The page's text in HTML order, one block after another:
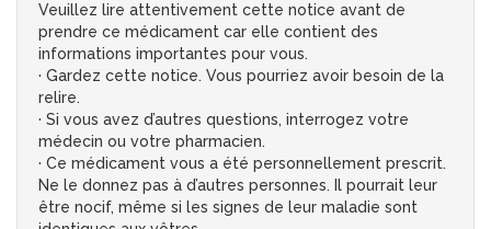
Veuillez lire attentivement cette notice avant de
prendre ce médicament car elle contient des
informations importantes pour vous.
· Gardez cette notice. Vous pourriez avoir besoin de la
relire.
· Si vous avez d’autres questions, interrogez votre
médecin ou votre pharmacien.
· Ce médicament vous a été personnellement prescrit.
Ne le donnez pas à d’autres personnes. Il pourrait leur
être nocif, même si les signes de leur maladie sont